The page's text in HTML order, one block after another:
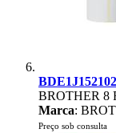
BROTHER 8
Marca:
Preço sob consulta